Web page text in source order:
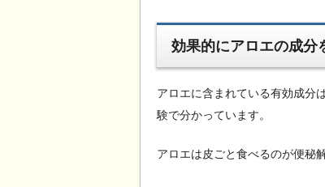
効果的にアロエの成分
アロエに含まれている有効成分
験で分かっています。
アロエは皮ごと食べるのが便秘